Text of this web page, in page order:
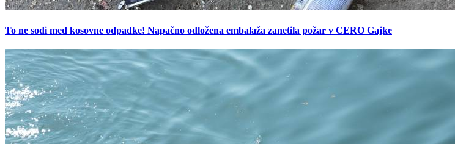
To ne sodi med kosovne odpadke! Napačno odložena embalaža zanetila požar v CERO Gajke